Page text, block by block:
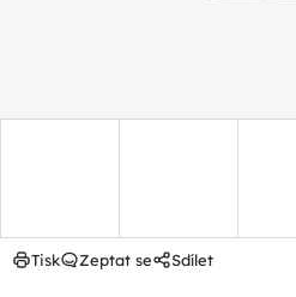
Tisk Zeptat se Sdílet